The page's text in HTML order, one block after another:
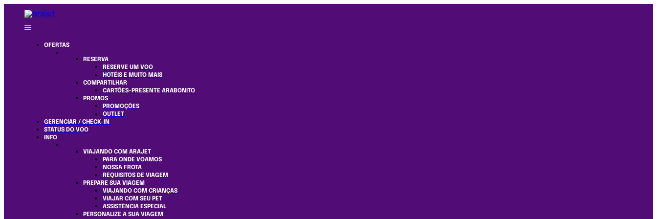
OFERTAS
RESERVA
RESERVE UM VOO
HOTÉIS E MUITO MAIS
COMPARTILHAR
CARTÕES-PRESENTE ARABONITO
PROMOS
PROMOÇÕES
OUTLET
GERENCIAR / CHECK-IN
STATUS DO VOO
INFO
VIAJANDO COM ARAJET
PARA ONDE VOAMOS
NOSSA FROTA
REQUISITOS DE VIAGEM
PREPARE SUA VIAGEM
VIAJANDO COM CRIANÇAS
VIAJAR COM SEU PET
ASSISTÊNCIA ESPECIAL
PERSONALIZE A SUA VIAGEM